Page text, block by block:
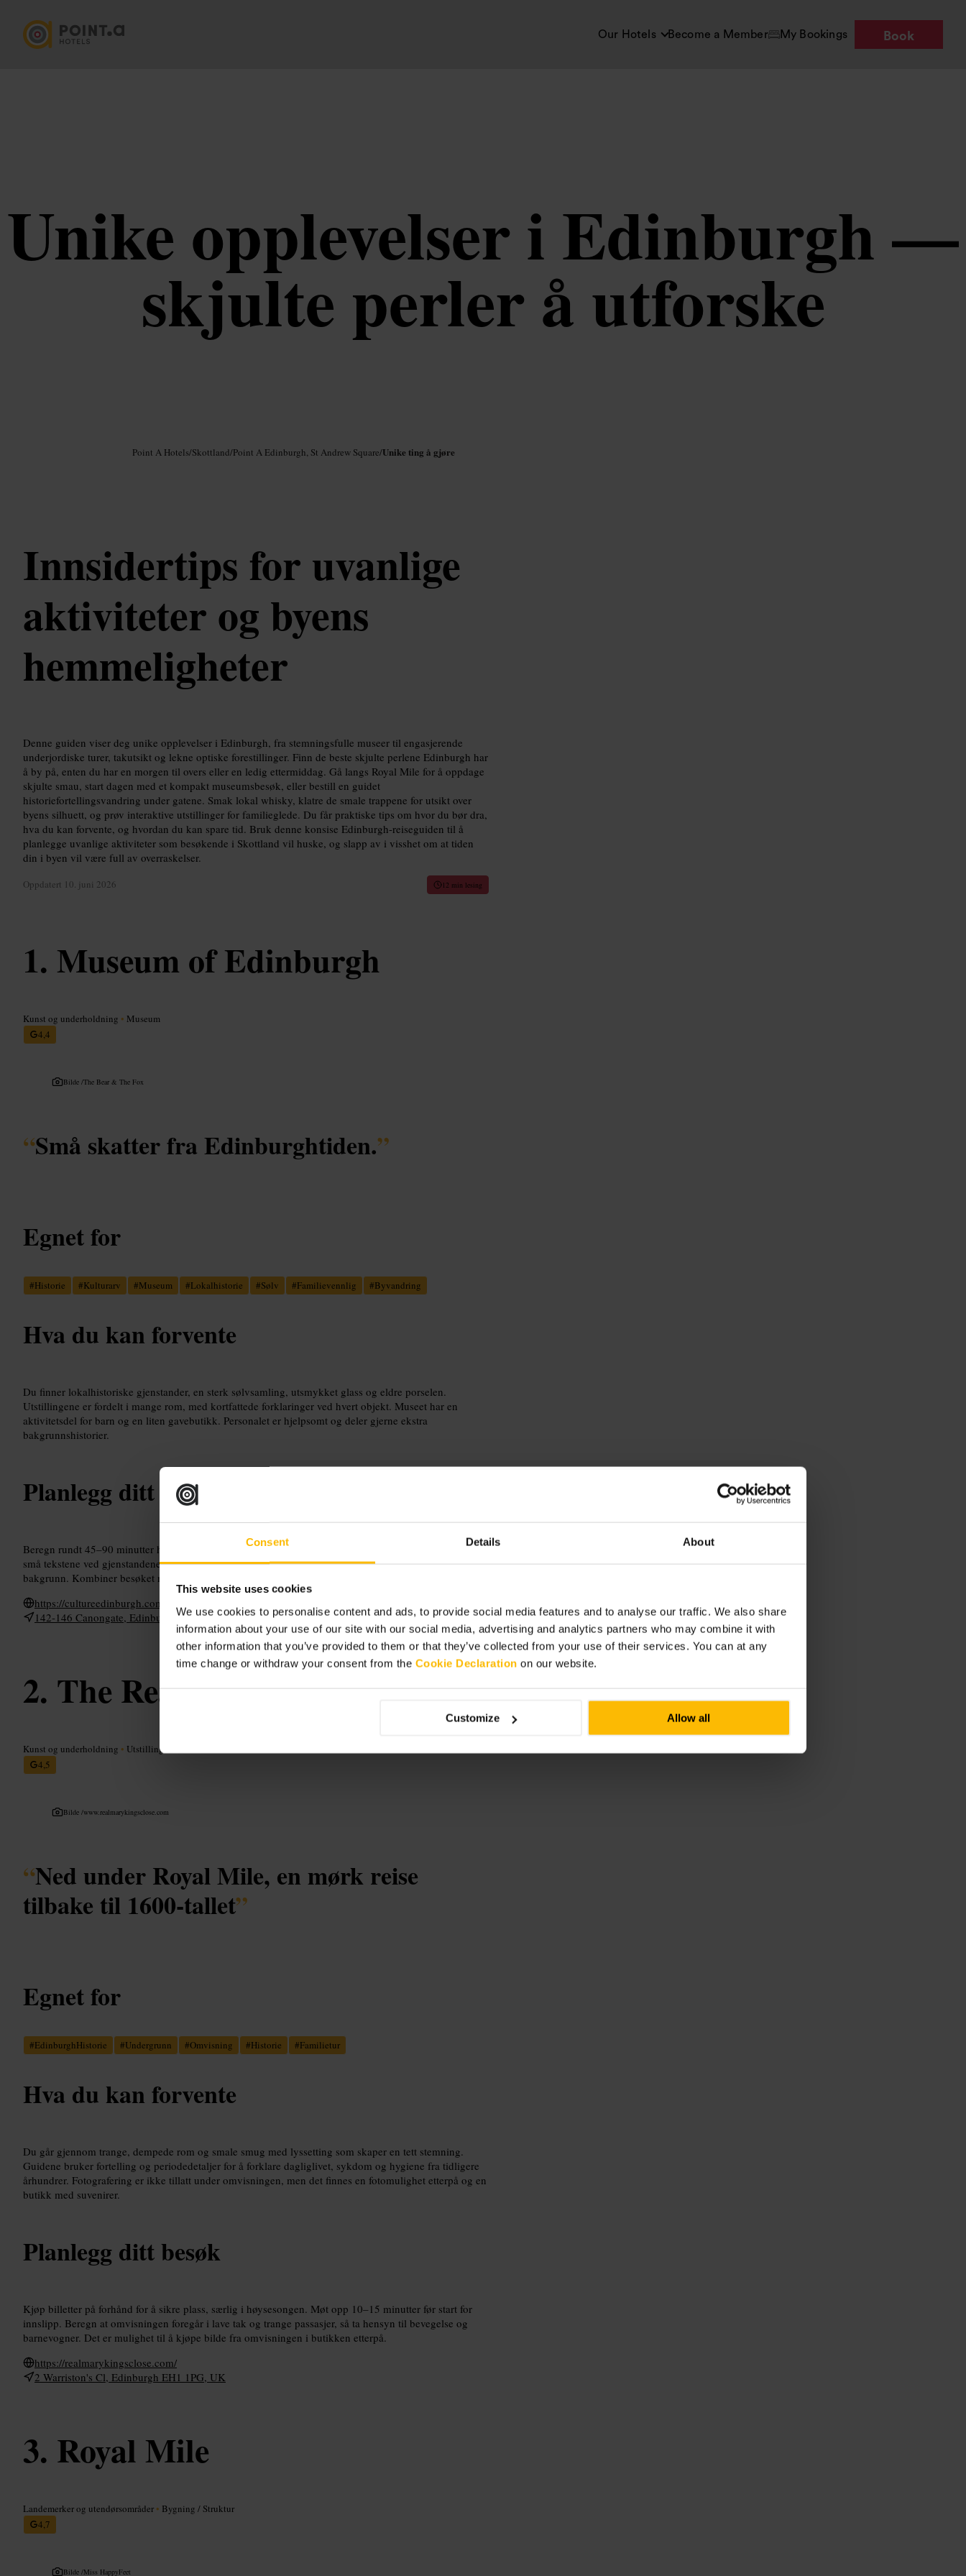
Consent Details About
This website uses cookies
We use cookies to personalise content and ads, to provide social media features and to analyse our traffic. We also share
information about your use of our site with our social media, advertising and analytics partners who may combine it with
other information that you’ve provided to them or that they’ve collected from your use of their services. You can at any
time change or withdraw your consent from the Cookie Declaration on our website.
Customize Allow all
Our Hotels Become a Member My Bookings Book
Unike opplevelser i Edinburgh —
skjulte perler å utforske
Point A Hotels/Skottland/Point A Edinburgh, St Andrew Square/Unike ting å gjøre
Innsidertips for uvanlige
aktiviteter og byens
hemmeligheter
Denne guiden viser deg unike opplevelser i Edinburgh, fra stemningsfulle museer til engasjerende
underjordiske turer, takutsikt og lekne optiske forestillinger. Finn de beste skjulte perlene Edinburgh har
å by på, enten du har en morgen til overs eller en ledig ettermiddag. Gå langs Royal Mile for å oppdage
skjulte smau, start dagen med et kompakt museumsbesøk, eller bestill en guidet
historiefortellingsvandring under gatene. Smak lokal whisky, klatre de smale trappene for utsikt over
byens silhuett, og prøv interaktive utstillinger for familieglede. Du får praktiske tips om hvor du bør dra,
hva du kan forvente, og hvordan du kan spare tid. Bruk denne konsise Edinburgh-reiseguiden til å
planlegge uvanlige aktiviteter som besøkende i Skottland vil huske, og slapp av i visshet om at tiden
din i byen vil være full av overraskelser.
Oppdatert 10. juni 2026 12 min lesing
Museum of Edinburgh
Kunst og underholdning • Museum
4,4
Bilde /The Bear & The Fox
“Små skatter fra Edinburghtiden.”
Egnet for
#Historie #Kulturarv #Museum #Lokalhistorie #Sølv #Familievennlig #Byvandring
Hva du kan forvente
Du finner lokalhistoriske gjenstander, en sterk sølvsamling, utsmykket glass og eldre porselen.
Utstillingene er fordelt i mange rom, med kortfattede forklaringer ved hvert objekt. Museet har en
aktivitetsdel for barn og en liten gavebutikk. Personalet er hjelpsomt og deler gjerne ekstra
bakgrunnshistorier.
Planlegg ditt besøk
Beregn rundt 45–90 minutter hvis du vil se hoveddelene. Ta sko du kan gå i, og sett av tid til å lese de
små tekstene ved gjenstandene. Spør personalet om historiene bak sølvsamlingen hvis du vil ha ekstra
bakgrunn. Kombiner besøket med en spasertur i gamlebyen for å få mer kontekst.
https://cultureedinburgh.com/our-venues/museum-of-edinburgh
142-146 Canongate, Edinburgh EH8 8DD, UK
The Real Mary King's Close
Kunst og underholdning • Utstilling
4,5
Bilde /www.realmarykingsclose.com
“Ned under Royal Mile, en mørk reise
tilbake til 1600-tallet”
Egnet for
#EdinburghHistorie #Undergrunn #Omvisning #Historie #Familietur
Hva du kan forvente
Du går gjennom trange, dempede rom og smale smug med lyssetting som skaper en tett stemning.
Guidene bruker fortelling og periodedetaljer for å forklare dagliglivet, sykdom og hygiene fra tidligere
århundrer. Fotografering er ikke tillatt under omvisningen, men det finnes en fotomulighet etterpå og en
butikk med suvenirer.
Planlegg ditt besøk
Kjøp billetter på forhånd for å sikre plass, særlig i høysesongen. Møt opp 10–15 minutter før start for
innslipp. Beregn at omvisningen foregår i lave tak og trange passasjer, så ta hensyn til bevegelse og
barnevogner. Det er mulighet til å kjøpe bilde fra omvisningen i butikken etterpå.
https://realmarykingsclose.com/
2 Warriston's Cl, Edinburgh EH1 1PG, UK
Royal Mile
Landemerker og utendørsområder • Bygning / Struktur
4,7
Bilde /Miss HappyFeet